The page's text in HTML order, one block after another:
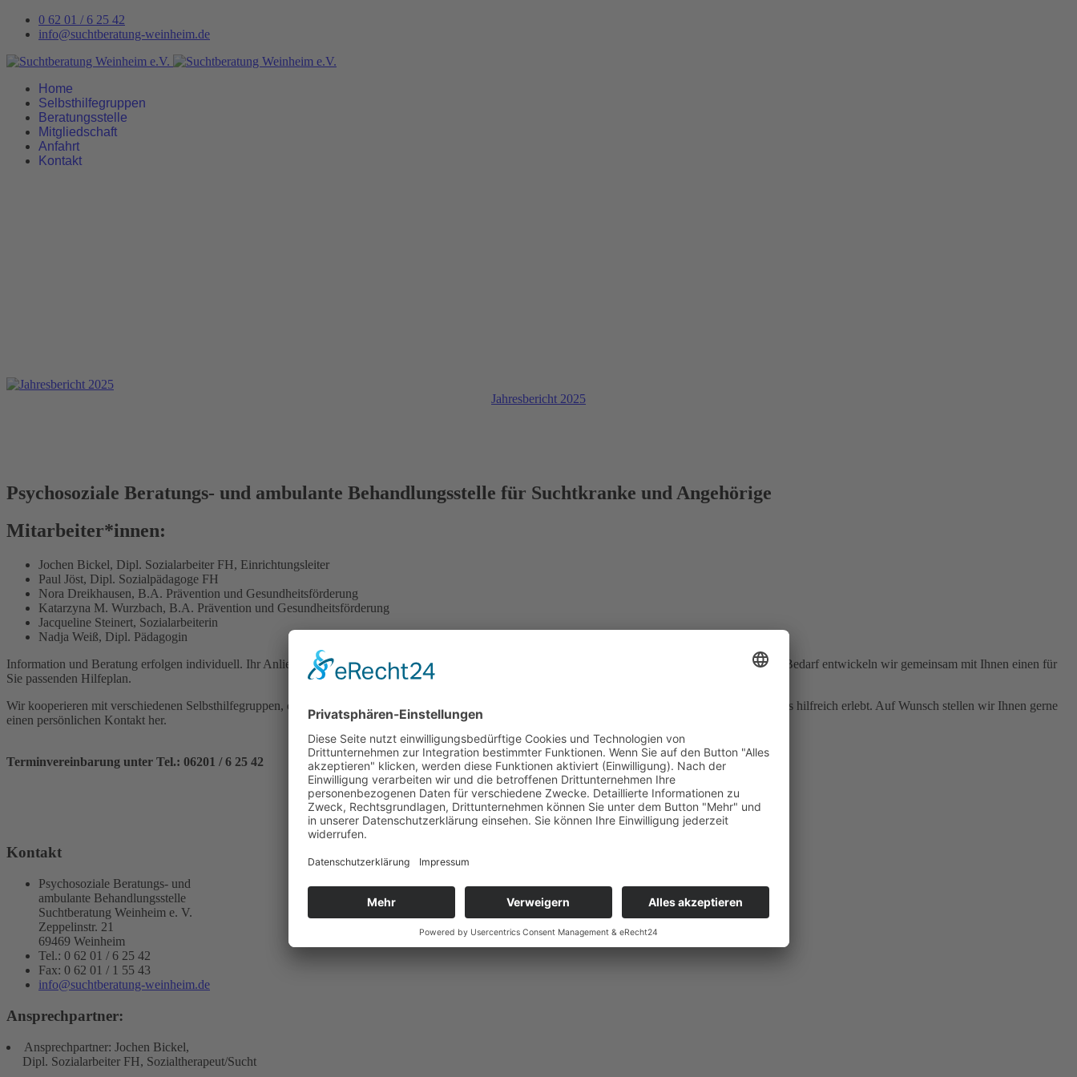
0 62 01 / 6 25 42
info@suchtberatung-weinheim.de
Home
Selbsthilfegruppen
Beratungsstelle
Mitgliedschaft
Anfahrt
Kontakt
Jahresbericht 2025
Psychosoziale Beratungs- und ambulante Behandlungsstelle für Suchtkranke und Angehörige
Mitarbeiter*innen:
Jochen Bickel, Dipl. Sozialarbeiter FH, Einrichtungsleiter
Paul Jöst, Dipl. Sozialpädagoge FH
Nora Dreikhausen, B.A. Prävention und Gesundheitsförderung
Katarzyna M. Wurzbach, B.A. Prävention und Gesundheitsförderung
Jacqueline Steinert, Sozialarbeiterin
Nadja Weiß, Dipl. Pädagogin
Information und Beratung erfolgen individuell. Ihr Anliegen und die Unterstützung bei Ihrer persönlichen Zielfindung stehen für uns im Vordergrund. Bei Bedarf entwickeln wir gemeinsam mit Ihnen einen für
Sie passenden Hilfeplan.
Wir kooperieren mit verschiedenen Selbsthilfegruppen, die sich in unserer Beratungsstelle treffen. Der Besuch einer Gruppe wird von vielen Betroffenen als hilfreich erlebt. Auf Wunsch stellen wir Ihnen gerne
einen persönlichen Kontakt her.
Terminvereinbarung unter Tel.: 06201 / 6 25 42
Kontakt
Psychosoziale Beratungs- und
ambulante Behandlungsstelle
Suchtberatung Weinheim e. V.
Zeppelinstr. 21
69469 Weinheim
Tel.: 0 62 01 / 6 25 42
Fax: 0 62 01 / 1 55 43
info@suchtberatung-weinheim.de
Ansprechpartner:
Ansprechpartner: Jochen Bickel,
Dipl. Sozialarbeiter FH, Sozialtherapeut/Sucht